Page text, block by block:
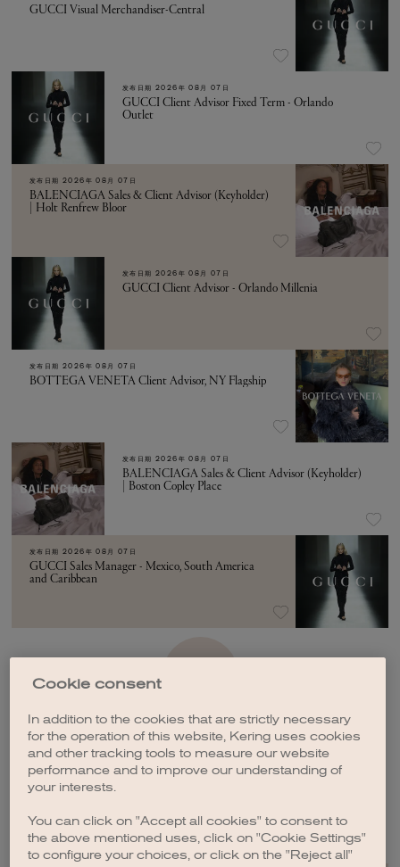
GUCCI Visual Merchandiser-Central
发布日期 2026年 08月 07日
GUCCI Client Advisor Fixed Term - Orlando
Outlet
发布日期 2026年 08月 07日
BALENCIAGA Sales & Client Advisor (Keyholder)
| Holt Renfrew Bloor
发布日期 2026年 08月 07日
GUCCI Client Advisor - Orlando Millenia
发布日期 2026年 08月 07日
BOTTEGA VENETA Client Advisor, NY Flagship
发布日期 2026年 08月 07日
BALENCIAGA Sales & Client Advisor (Keyholder)
| Boston Copley Place
发布日期 2026年 08月 07日
GUCCI Sales Manager - Mexico, South America
and Caribbean
Cookie consent
In addition to the cookies that are strictly necessary
for the operation of this website, Kering uses cookies
and other tracking tools to measure our website
performance and to improve our understanding of
your interests.
You can click on "Accept all cookies" to consent to
the above mentioned uses, click on "Cookie Settings"
to configure your choices, or click on the "Reject all"